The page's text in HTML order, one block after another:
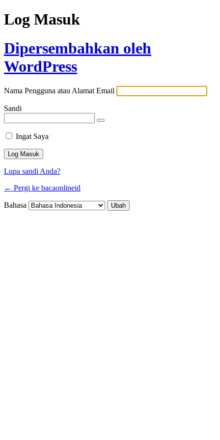
Log Masuk
Dipersembahkan oleh
WordPress
Nama Pengguna atau Alamat Email
Sandi
Ingat Saya
Lupa sandi Anda?
← Pergi ke bacaonlineid
Bahasa